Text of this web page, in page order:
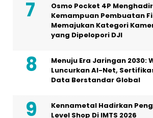
Osmo Pocket 4P
Kemampuan Pembuatan
Memajukan Kategori
yang Dipelopori DJI
Menuju Era Jaringan 2030:
Luncurkan AI-Net,
Data Berstandar Global
Kennametal Hadirkan
Level Shop Di IMTS 2026